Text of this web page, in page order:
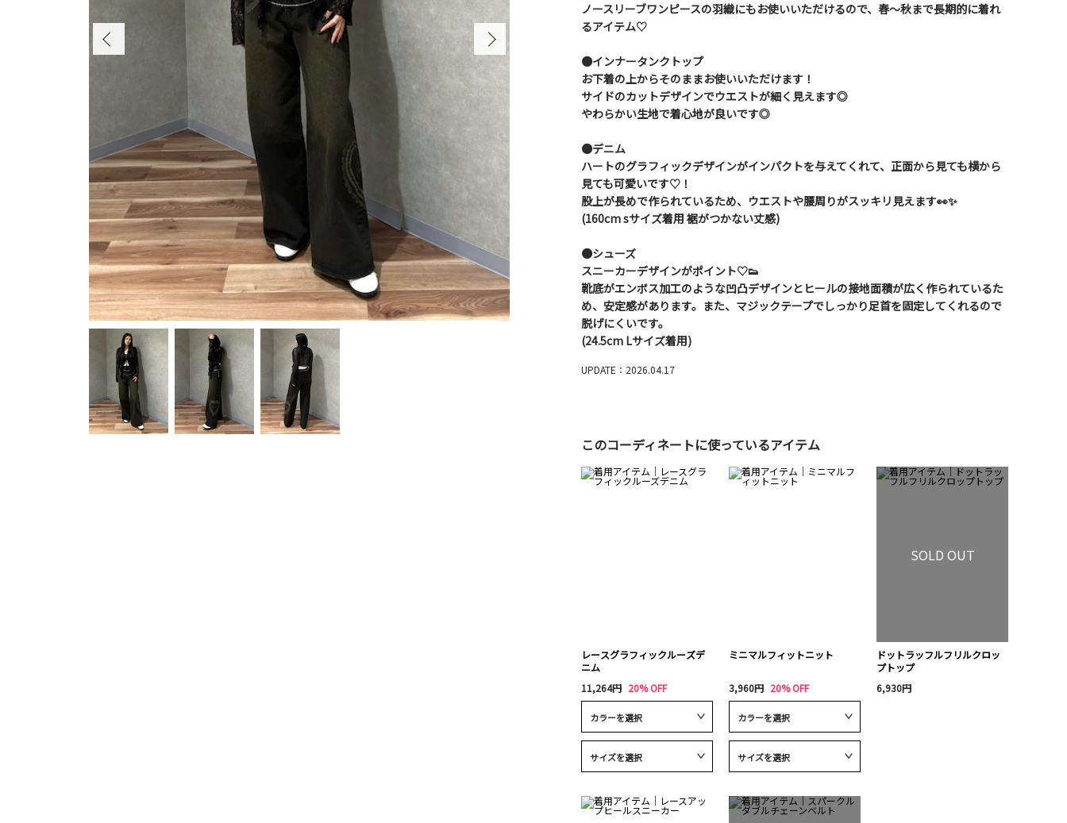
ノースリーブワンピースの羽織にもお使いいただけるので、春〜秋まで長期的に着れ
るアイテム♡
●インナータンクトップ
お下着の上からそのままお使いいただけます！
サイドのカットデザインでウエストが細く見えます◎
やわらかい生地で着心地が良いです◎
●デニム
ハートのグラフィックデザインがインパクトを与えてくれて、正面から見ても横から
見ても可愛いです♡！
股上が長めで作られているため、ウエストや腰周りがスッキリ見えます👀✨
(160cm sサイズ着用 裾がつかない丈感)
●シューズ
スニーカーデザインがポイント♡👟
靴底がエンボス加工のような凹凸デザインとヒールの接地面積が広く作られているた
め、安定感があります。また、マジックテープでしっかり足首を固定してくれるので
脱げにくいです。
(24.5cm Lサイズ着用)
UPDATE：2026.04.17
このコーディネートに使っているアイテム
レースグラフィックルーズデ
ニム
11,264円 20% OFF
ミニマルフィットニット
3,960円 20% OFF
SOLD OUT
ドットラッフルフリルクロッ
プトップ
6,930円